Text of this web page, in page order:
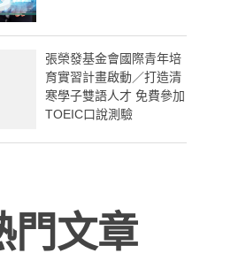
張榮發基金會國際青年培
育實習計畫啟動／打造清
寒學子雙語人才 免費參加
TOEIC口說測驗
門文章